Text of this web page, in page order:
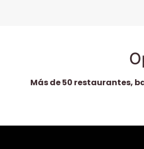
Más de 50 restaurantes,